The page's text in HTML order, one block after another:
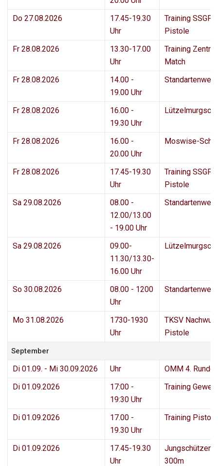
Do 27.08.2026
17.45-19.30
Uhr
Training SSGF
Pistole
Fr 28.08.2026
13.30-17.00
Uhr
Training
Match
Fr 28.08.2026
14.00 -
19.00 Uhr
Fr 28.08.2026
16.00 -
19.30 Uhr
Fr 28.08.2026
16.00 -
20.00 Uhr
Moswise-
Fr 28.08.2026
17.45-19.30
Uhr
Training SSGF
Pistole
Sa 29.08.2026
08.00 -
12.00/13.00
- 19.00 Uhr
Sa 29.08.2026
09.00-
11.30/13.30-
16.00 Uhr
So 30.08.2026
08.00 - 1200
Uhr
Mo 31.08.2026
1730-1930
Uhr
TKSV
Pistole
September
Di 01.09. - Mi 30.09.2026 Uhr
OMM 4. Runde
Di 01.09.2026
17:00 -
19:30 Uhr
Training
Di 01.09.2026
17.00 -
19.30 Uhr
Training
Di 01.09.2026
17.45-19.30
Uhr
300m